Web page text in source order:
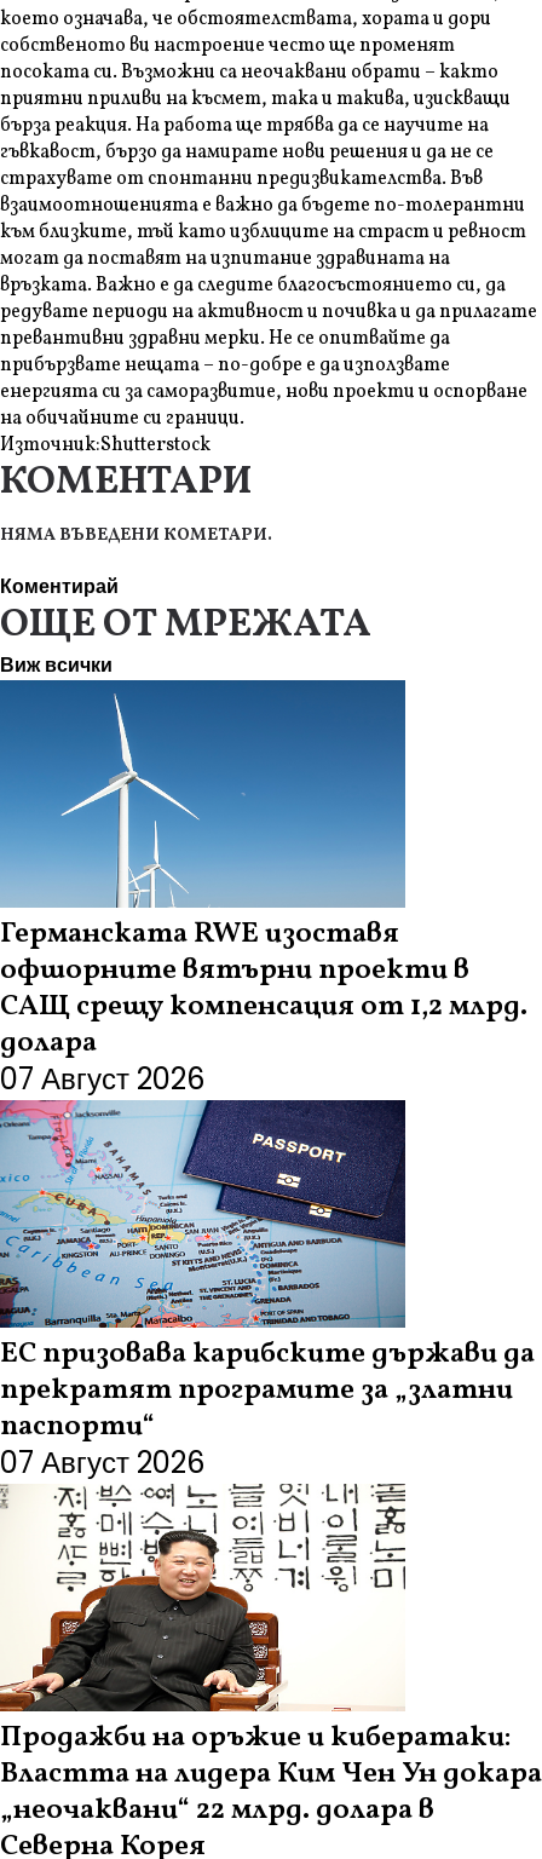
което означава, че обстоятелствата, хората и дори
собственото ви настроение често ще променят
посоката си. Възможни са неочаквани обрати – както
приятни приливи на късмет, така и такива, изискващи
бърза реакция. На работа ще трябва да се научите на
гъвкавост, бързо да намирате нови решения и да не се
страхувате от спонтанни предизвикателства. Във
взаимоотношенията е важно да бъдете по-толерантни
към близките, тъй като изблиците на страст и ревност
могат да поставят на изпитание здравината на
връзката. Важно е да следите благосъстоянието си, да
редувате периоди на активност и почивка и да прилагате
превантивни здравни мерки. Не се опитвайте да
прибързвате нещата – по-добре е да използвате
енергията си за саморазвитие, нови проекти и оспорване
на обичайните си граници.
Източник:Shutterstock
КОМЕНТАРИ
НЯМА ВЪВЕДЕНИ КОМЕТАРИ.
Коментирай
ОЩЕ ОТ МРЕЖАТА
Виж всички
Германската RWE изоставя
офшорните вятърни проекти в
САЩ срещу компенсация от 1,2 млрд.
долара
07 Август 2026
ЕС призовава карибските държави да
прекратят програмите за „златни
паспорти“
07 Август 2026
Продажби на оръжие и кибератаки:
Властта на лидера Ким Чен Ун докара
„неочаквани“ 22 млрд. долара в
Северна Корея